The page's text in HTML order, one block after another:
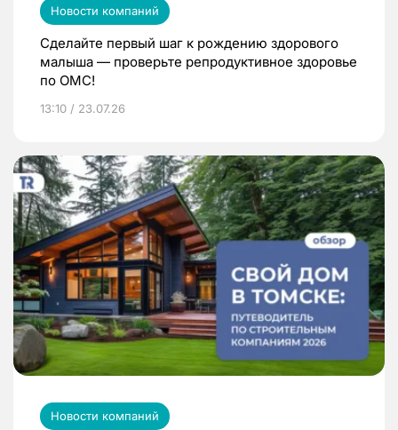
Новости компаний
Сделайте первый шаг к рождению здорового
малыша — проверьте репродуктивное здоровье
по ОМС!
13:10 / 23.07.26
Новости компаний